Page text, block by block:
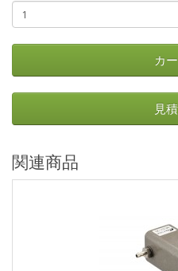
カ
見
関連商品